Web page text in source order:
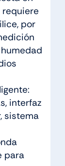
por
interfaz
sistema
para